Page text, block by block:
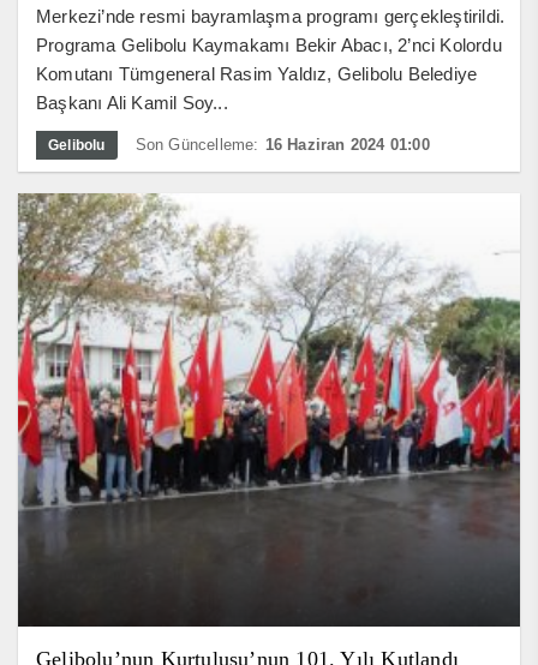
Merkezi’nde resmi bayramlaşma programı gerçekleştirildi.
Programa Gelibolu Kaymakamı Bekir Abacı, 2’nci Kolordu
Komutanı Tümgeneral Rasim Yaldız, Gelibolu Belediye
Başkanı Ali Kamil Soy...
Gelibolu Son Güncelleme: 16 Haziran 2024 01:00
Gelibolu’nun Kurtuluşu’nun 101. Yılı Kutlandı